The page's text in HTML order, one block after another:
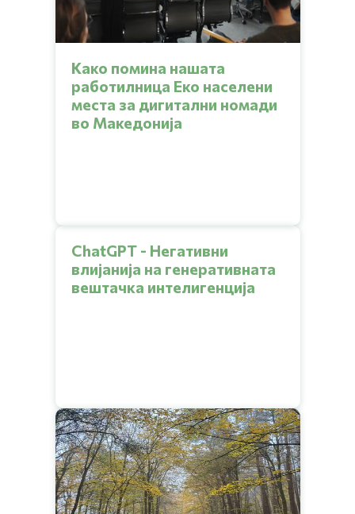
Како помина нашата
работилница Еко населени
места за дигитални номади
во Македонија
ChatGPT - Негативни
влијанија на генеративната
вештачка интелигенција